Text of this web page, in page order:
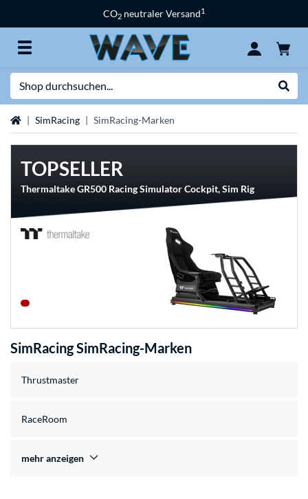
CO2 neutraler Versand1
StartseiteSimRacing SimRacing-Marken
TOPSELLER
Thermaltake GR500 Racing Simulator Cockpit, Sim Rig
SimRacing SimRacing-Marken
Thrustmaster
RaceRoom
mehr anzeigen